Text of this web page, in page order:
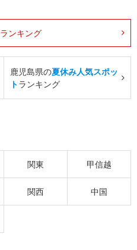
ランキング
鹿児島県の夏休み人気スポッ
トランキング
関東 甲信越
関西 中国